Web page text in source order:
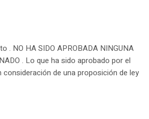
. NO HA SIDO APROBADA NINGUNA
. Lo que ha sido aprobado por el
consideración de una proposición de ley